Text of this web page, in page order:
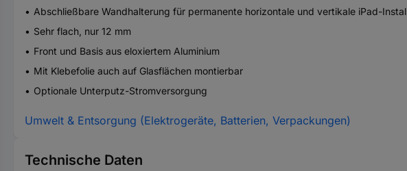
Abschließbare Wandhalterung für permanente horizontale und vertikale iPad-
Sehr flach, nur 12 mm
Front und Basis aus eloxiertem Aluminium
Mit Klebefolie auch auf Glasflächen montierbar
Optionale Unterputz-Stromversorgung
Umwelt & Entsorgung (Elektrogeräte, Batterien, Verpackungen)
Technische Daten